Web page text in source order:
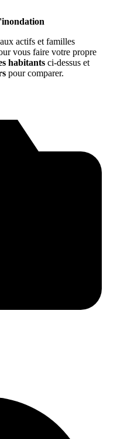
actifs et familles
vous faire votre propre
habitants ci-dessus et
pour comparer.